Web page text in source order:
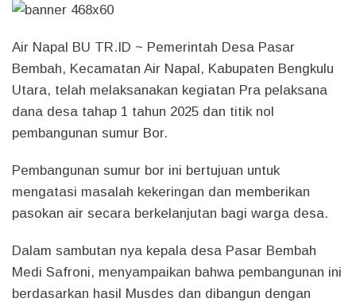
Air Napal BU TR.ID ~ Pemerintah Desa Pasar
Bembah, Kecamatan Air Napal, Kabupaten Bengkulu
Utara, telah melaksanakan kegiatan Pra pelaksana
dana desa tahap 1 tahun 2025 dan titik nol
pembangunan sumur Bor.
Pembangunan sumur bor ini bertujuan untuk
mengatasi masalah kekeringan dan memberikan
pasokan air secara berkelanjutan bagi warga desa.
Dalam sambutan nya kepala desa Pasar Bembah
Medi Safroni, menyampaikan bahwa pembangunan ini
berdasarkan hasil Musdes dan dibangun dengan